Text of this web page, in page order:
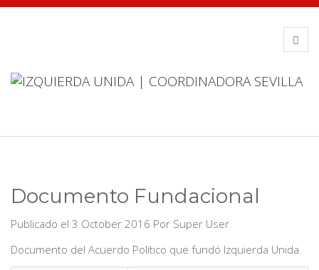
Documento Fundacional
Publicado el 3 October 2016 Por Super User
Documento del Acuerdo Político que fundó Izquierda Unida.